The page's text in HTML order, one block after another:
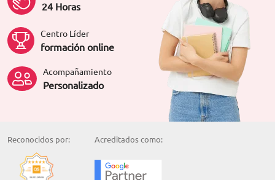
24 Horas
Centro Líder
formación online
Acompañamiento
Personalizado
Reconocidos por: Acreditados como: